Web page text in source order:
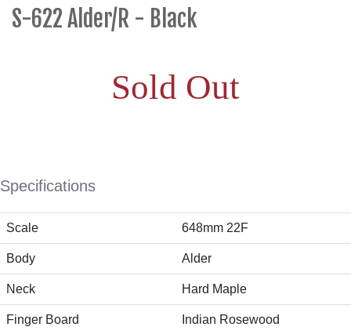
S-622 Alder/R - Black
Sold Out
Specifications
Scale 648mm 22F
Body Alder
Neck Hard Maple
Finger Board Indian Rosewood